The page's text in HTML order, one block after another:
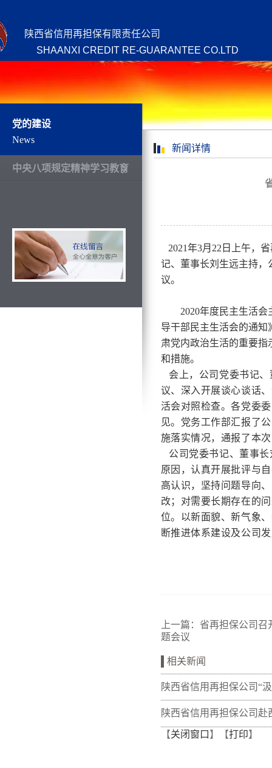
陕西省信用再担保有限责任公司
SHAANXI CREDIT RE-GUARANTEE CO.LTD
党的建设
News
中央八项规定精神学习教育
新闻详情
2021年3月22日上午，
记、董事长刘生远主持，
议。
2020年度民主生活
导干部民主生活会的通
肃党内政治生活的重要
和措施。
会上，公司党委书记、
议、深入开展谈心谈话
活会对照检查。各党委
见。 党务工作部汇报了
施落实情况，通报了本
公司党委书记、董事长
原因，认真开展批评与
高认识，坚持问题导向
改；对需要长期存在的
位。以新面貌、新气象
断推进体系建设及公司
上一篇： 省再担保公司召
题会议
相关新闻
陕西省信用再担保公司“
量 熔铸再担脊梁”全体党
训班在富平干部学院举办
陕西省信用再担保公司赴
开展“筑牢党建基础 共促
【关闭窗口 】【打印】